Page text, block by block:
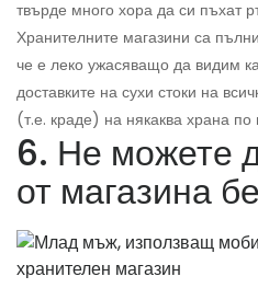
твърде много хора да си пъхат
Хранителните магазини са
че е леко ужасяващо да видим
доставките на сухи стоки на
(т.е. краде) на някаква храна по
6. Не можете
от магазина